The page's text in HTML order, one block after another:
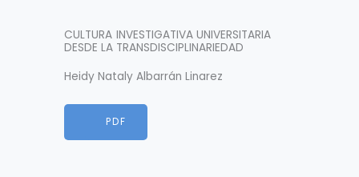
CULTURA INVESTIGATIVA UNIVERSITARIA
DESDE LA TRANSDISCIPLINARIEDAD
Heidy Nataly Albarrán Linarez
HTMLPDF